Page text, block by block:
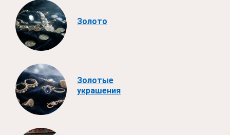
Золото
Золотые
украшения